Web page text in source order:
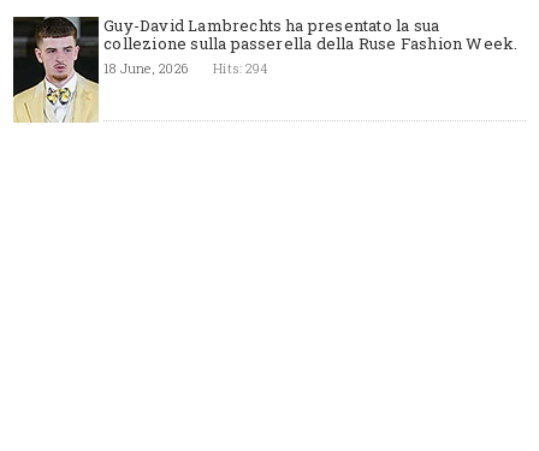
Guy-David Lambrechts ha presentato la sua
collezione sulla passerella della Ruse Fashion Week.
18 June, 2026 Hits: 294